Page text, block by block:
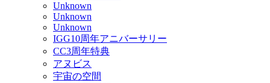
Unknown
Unknown
Unknown
IGG10周年アニバーサリー
CC3周年特典
アヌビス
宇宙の空間